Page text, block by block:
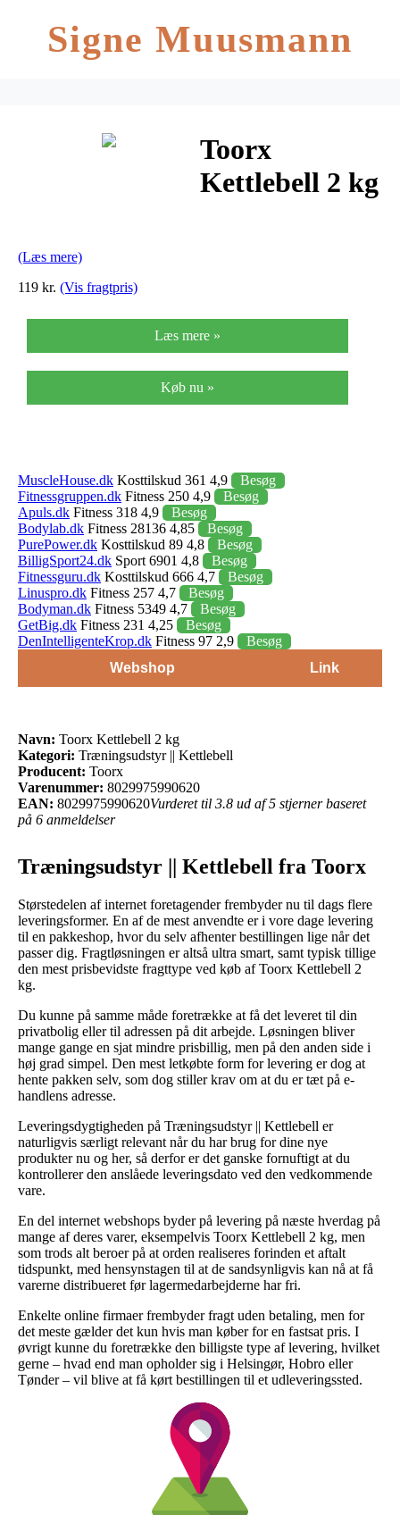
Signe Muusmann
Toorx
Kettlebell 2 kg
(Læs mere)
119 kr. (Vis fragtpris)
Læs mere »
Køb nu »
MuscleHouse.dk Kosttilskud 361 4,9
Besøg
Fitnessgruppen.dk Fitness 250 4,9
Besøg
Apuls.dk Fitness 318 4,9
Besøg
Bodylab.dk Fitness 28136 4,85
Besøg
PurePower.dk Kosttilskud 89 4,8
Besøg
BilligSport24.dk Sport 6901 4,8
Besøg
Fitnessguru.dk Kosttilskud 666 4,7
Besøg
Linuspro.dk Fitness 257 4,7
Besøg
Bodyman.dk Fitness 5349 4,7
Besøg
GetBig.dk Fitness 231 4,25
Besøg
DenIntelligenteKrop.dk Fitness 97 2,9
Besøg
Webshop
Link
Navn: Toorx Kettlebell 2 kg
Kategori: Træningsudstyr || Kettlebell
Producent: Toorx
Varenummer: 8029975990620
EAN: 8029975990620Vurderet til 3.8 ud af 5 stjerner baseret
på 6 anmeldelser
Træningsudstyr || Kettlebell fra Toorx
Størstedelen af internet foretagender frembyder nu til dags flere
leveringsformer. En af de mest anvendte er i vore dage levering
til en pakkeshop, hvor du selv afhenter bestillingen lige når det
passer dig. Fragtløsningen er altså ultra smart, samt typisk tillige
den mest prisbevidste fragttype ved køb af Toorx Kettlebell 2
kg.
Du kunne på samme måde foretrække at få det leveret til din
privatbolig eller til adressen på dit arbejde. Løsningen bliver
mange gange en sjat mindre prisbillig, men på den anden side i
høj grad simpel. Den mest letkøbte form for levering er dog at
hente pakken selv, som dog stiller krav om at du er tæt på e-
handlens adresse.
Leveringsdygtigheden på Træningsudstyr || Kettlebell er
naturligvis særligt relevant når du har brug for dine nye
produkter nu og her, så derfor er det ganske fornuftigt at du
kontrollerer den anslåede leveringsdato ved den vedkommende
vare.
En del internet webshops byder på levering på næste hverdag på
mange af deres varer, eksempelvis Toorx Kettlebell 2 kg, men
som trods alt beroer på at orden realiseres forinden et aftalt
tidspunkt, med hensynstagen til at de sandsynligvis kan nå at få
varerne distribueret før lagermedarbejderne har fri.
Enkelte online firmaer frembyder fragt uden betaling, men for
det meste gælder det kun hvis man køber for en fastsat pris. I
øvrigt kunne du foretrække den billigste type af levering, hvilket
gerne – hvad end man opholder sig i Helsingør, Hobro eller
Tønder – vil blive at få kørt bestillingen til et udleveringssted.